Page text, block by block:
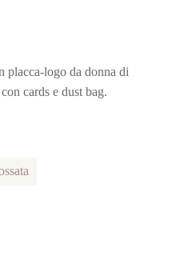
placca-logo da donna di
cards e dust bag.